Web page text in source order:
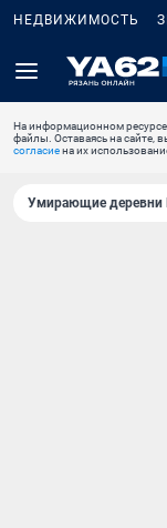
НЕДВИЖИМОСТЬ
На информационном
файлы. Оставаясь на сайте,
согласиена их
Умирающие деревни